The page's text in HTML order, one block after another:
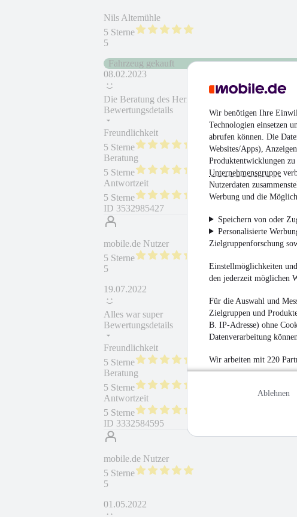
Wir benötigen Ihre
Technologien einsetzen
abrufen können. Die
Websites/Apps),
Produktentwicklungen
Unternehmensgruppe
Nutzerdaten
Werbung und die
Speichern von oder
Personalisierte
Zielgruppenforschung
Einstellmöglichkeiten
den jederzeit möglichen
Für die Auswahl und
Zielgruppen und
B. IP-Adresse) ohne
Datenverarbeitung
Wir arbeiten mit 220
Ablehnen
Nils Altemühle
5 Sterne
5
Fahrzeug gekauft
08.02.2023
Die Beratung des Herrn Sutholt.
Bewertungsdetails
Freundlichkeit
5 Sterne
Beratung
5 Sterne
Antwortzeit
5 Sterne
Fahrzeug gekauft
Fahrzeug wie beschrieben
Weiterempfehlungen
ID 3532985427
mobile.de Nutzer
5 Sterne
5
19.07.2022
Alles war super
Bewertungsdetails
Freundlichkeit
5 Sterne
Beratung
5 Sterne
Antwortzeit
5 Sterne
Fahrzeug wie beschrieben
Weiterempfehlungen
ID 3332584595
mobile.de Nutzer
5 Sterne
5
01.05.2022